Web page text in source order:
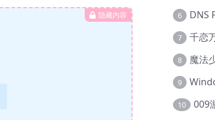
隐藏内容 6
7
8
9
10 009